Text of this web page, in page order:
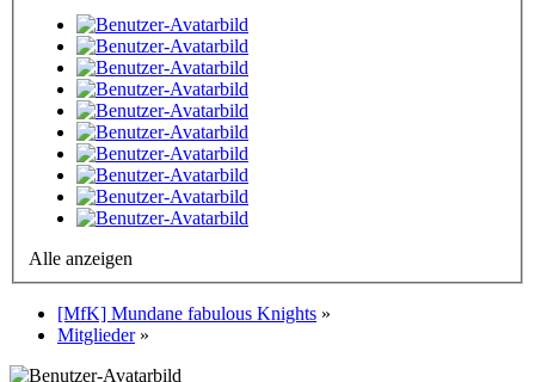
Alle anzeigen
[MfK] Mundane fabulous Knights »
Mitglieder »